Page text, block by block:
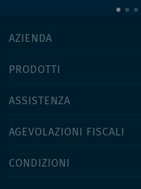
AZIENDA
PRODOTTI
ASSISTENZA
AGEVOLAZIONI FISCALI
CONDIZIONI